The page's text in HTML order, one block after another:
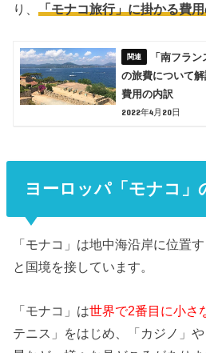
り、「モナコ旅行」に掛かる費
「南フラ
の旅費について
費用の内訳
2022年4月20日
ヨーロッパ「モナコ」
「モナコ」は地中海沿岸に位置
と国境を接しています。
「モナコ」は世界で2番目に小さ
テニス」をはじめ、「カジノ」